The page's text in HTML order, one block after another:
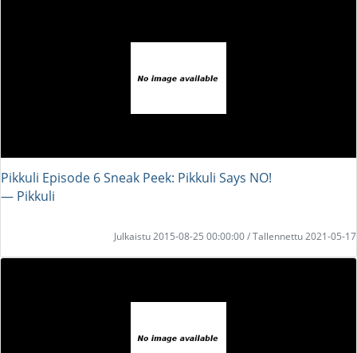
Pikkuli Episode 6 Sneak Peek: Pikkuli Says NO!
― Pikkuli
Julkaistu 2015-08-25 00:00:00 / Tallennettu 2021-05-17